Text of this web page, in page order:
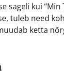
kui “Min
tuleb need
ketta